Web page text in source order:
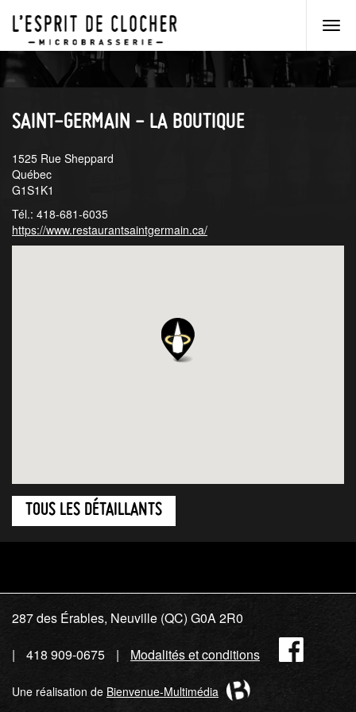
Aller
au
menu
Aller
au
contenu
SAINT-GERMAIN - LA BOUTIQUE
1525 Rue Sheppard
Québec
G1S1K1
Tél.: 418-681-6035
https://www.restaurantsaintgermain.ca/
TOUS LES DÉTAILLANTS
287 des Érables, Neuville (QC) G0A 2R0
418 909-0675
Modalités et conditions
Une réalisation de Bienvenue-Multimédia